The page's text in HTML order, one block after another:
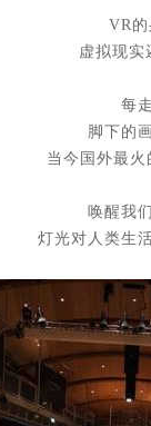
VR
虚拟现实
每
脚下的
当今国外最火
唤醒我
灯光对人类生